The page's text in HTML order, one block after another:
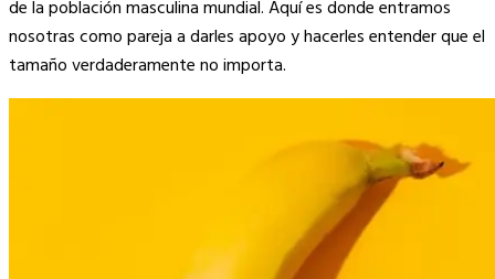
de la población masculina mundial. Aquí es donde entramos
nosotras como pareja a darles apoyo y hacerles entender que el
tamaño verdaderamente no importa.